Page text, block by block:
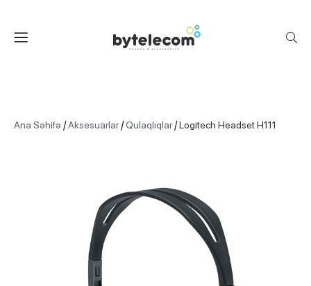
Ana Səhifə /Aksesuarlar/Qulaqlıqlar/Logitech Headset H111